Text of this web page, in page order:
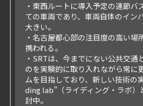
・東西ルートに導入予定の連節バ
ての車両であり、車両自体のイン
大きい。
・名古屋都心部の注目度の高い場
携われる。
・SRTは、今までにない公共交通
のを実験的に取り入れながら常に
ムを目指しており、新しい技術の
ding lab”（ライディング・ラボ）
討中。